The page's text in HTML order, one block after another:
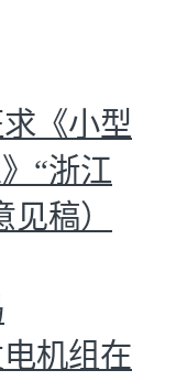
《小型
“浙江
稿）
机组在